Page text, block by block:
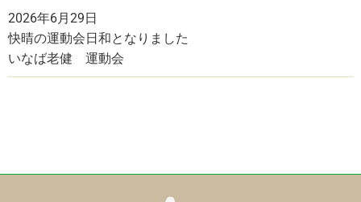
2026年6月29日
快晴の運動会日和となりました
いなば老健 運動会